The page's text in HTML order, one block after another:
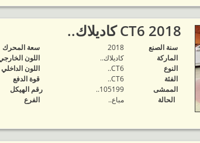
2018 CT6 كاديلاك..
سنة الصنع
2018
الماركة
كاديلاك..
النوع
CT6..
الفئة
CT6..
الممشى
105199..
الحالة
مباع..
‬سعة المحرك
اللون
اللون الداخلي
قوة الدفع
رقم الهيكل
الفرع